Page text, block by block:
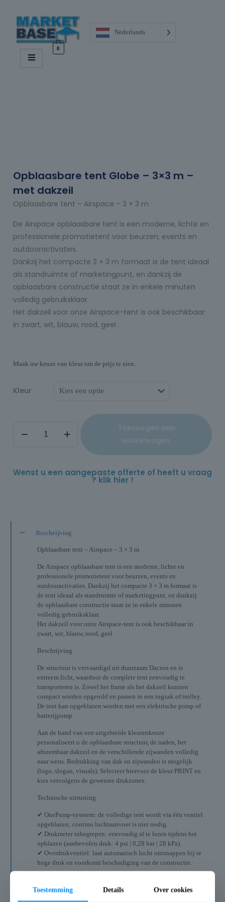
0
Nederlands
Opblaasbare tent Globe – 3×3 m –
met dakzeil
Opblaasbare tent – Airspace – 3 × 3 m
De Airspace opblaasbare tent is een moderne, lichte en
professionele promotietent voor beurzen, events en
outdooractivaties.
Dankzij het compacte 3 × 3 m formaat is de tent ideaal
als standruimte of marketingpunt, en dankzij de
opblaasbare constructie staat ze in enkele minuten
volledig gebruiksklaar.
Het dakzeil voor onze Airspace-tent is ook beschikbaar
in zwart, wit, blauw, rood, geel .
Maak uw keuze van kleur om de prijs te zien.
Kleur
Wenst u een aangepaste offerte of heeft u vraag
? klik hier !
Beschrijving
Opblaasbare tent – Airspace – 3 × 3 m
De Airspace opblaasbare tent is een moderne, lichte en
professionele promotietent voor beurzen, events en
outdooractivaties. Dankzij het compacte 3 × 3 m formaat is
de tent ideaal als standruimte of marketingpunt, en dankzij
de opblaasbare constructie staat ze in enkele minuten
volledig gebruiksklaar.
Het dakzeil voor onze Airspace-tent is ook beschikbaar in
zwart, wit, blauw, rood, geel .
Beschrijving
De structuur is vervaardigd uit duurzaam Dacron en is
extreem licht, waardoor de complete tent eenvoudig te
transporteren is. Zowel het frame als het dakzeil kunnen
compact worden opgerold en passen in een rugzak of trolley.
De tent kan opgeblazen worden met een elektrische pomp of
batterijpomp.
Aan de hand van een uitgebreide kleurenkeuze
personaliseert u de opblaasbare structuur, de naden, het
afneembaar dakzeil en de verschillende zijwanden volledig
naar wens. Bedrukking van dak en zijwanden is mogelijk
(logo, slogan, visuals). Selecteer hiervoor de kleur PRINT en
kies vervolgens de gewenste drukzones.
Technische uitrusting
✔ OnePump-systeem: de volledige tent wordt via één ventiel
opgeblazen; continu luchtaanvoer is niet nodig.
✔ Drukmeter inbegrepen: eenvoudig af te lezen tijdens het
opblazen (aanbevolen druk: 4 psi | 0,28 bar | 28 kPa).
✔ Overdrukventiel: laat automatisch lucht ontsnappen bij te
hoge druk en voorkomt beschadiging van de constructie.
Toestemming Details Over cookies